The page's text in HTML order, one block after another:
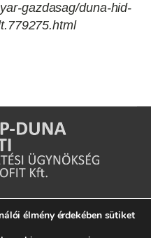
gazdasag/duna-hid-
Lajos u. 2.
élmény érdekében sütiket